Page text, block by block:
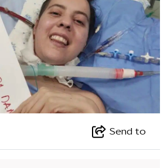
Send to